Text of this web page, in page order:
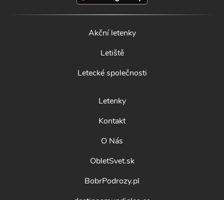
Akční letenky
Letiště
Letecké společnosti
Letenky
Kontakt
O Nás
ObletSvet.sk
BobrPodrozy.pl